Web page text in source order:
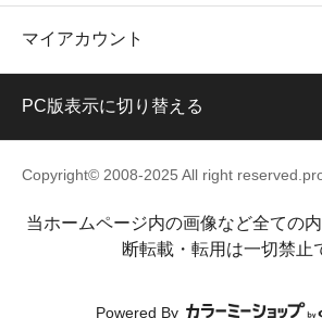
マイアカウント
PC版表示に切り替える
Copyright© 2008-2025 All right
当ホームページ内の画像など全ての
断転載・転用は一切禁止
Powered By